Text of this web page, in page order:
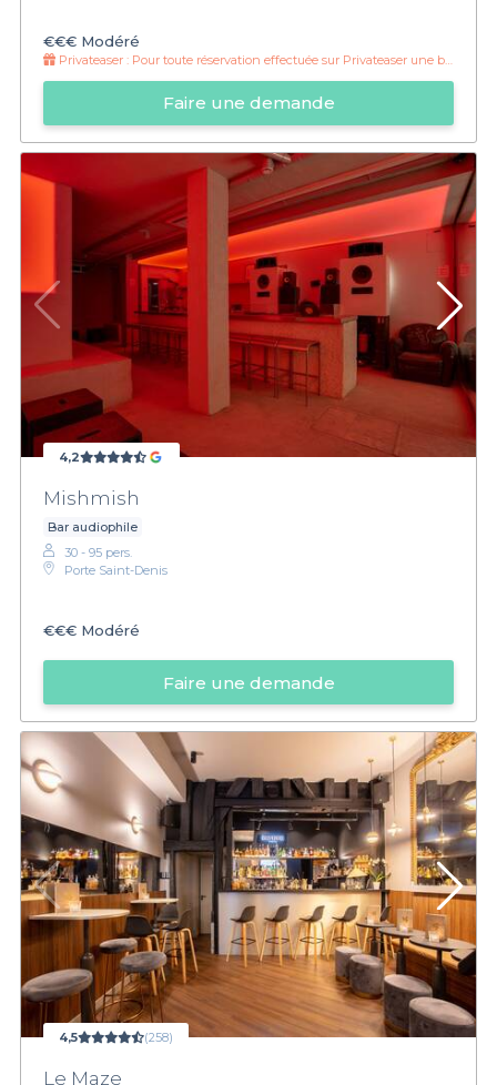
€€€ Modéré
Privateaser : Pour toute réservation effectuée sur Privateaser une bouteille de champagne offerte !
Faire une demande
4,2
Mishmish
Bar audiophile
30 - 95 pers.
Porte Saint-Denis
€€€ Modéré
Faire une demande
4,5 (258)
Le Maze